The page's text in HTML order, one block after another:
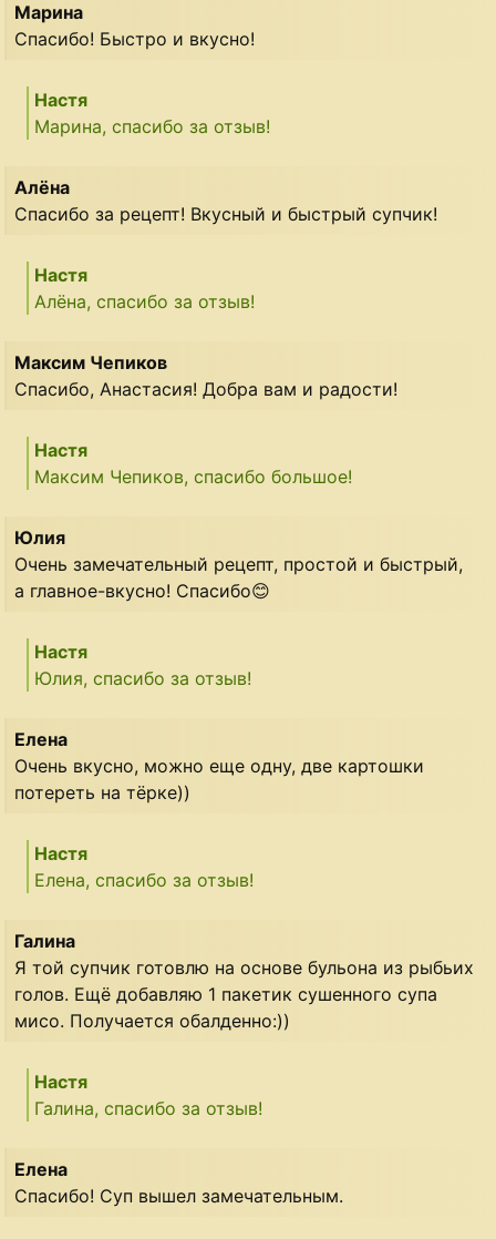
Марина
Спасибо! Быстро и вкусно!
Настя
Марина, спасибо за отзыв!
Алёна
Спасибо за рецепт! Вкусный и быстрый супчик!
Настя
Алёна, спасибо за отзыв!
Максим Чепиков
Спасибо, Анастасия! Добра вам и радости!
Настя
Максим Чепиков, спасибо большое!
Юлия
Очень замечательный рецепт, простой и быстрый,
а главное-вкусно! Спасибо😊
Настя
Юлия, спасибо за отзыв!
Елена
Очень вкусно, можно еще одну, две картошки
потереть на тёрке))
Настя
Елена, спасибо за отзыв!
Галина
Я той супчик готовлю на основе бульона из рыбьих
голов. Ещё добавляю 1 пакетик сушенного супа
мисо. Получается обалденно:))
Настя
Галина, спасибо за отзыв!
Елена
Спасибо! Суп вышел замечательным.